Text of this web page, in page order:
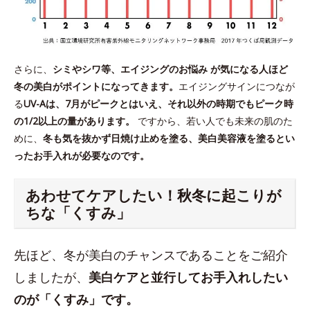
さらに、 シミやシワ等、エイジングのお悩み が気になる人ほど
冬の美白がポイントになってきます。 エイジングサインにつなが
るUV-Aは、7月がピークとはいえ、それ以外の時期でもピーク時
の1/2以上の量があります。
ですから、若い人でも未来の肌のた
めに、 冬も気を抜かず日焼け止めを塗る、美白美容液を塗るとい
ったお手入れが必要なのです。
あわせてケアしたい！秋冬に起こりが
ちな「くすみ」
先ほど、冬が美白のチャンスであることをご紹介
しましたが、 美白ケアと並行してお手入れしたい
のが「くすみ」です。